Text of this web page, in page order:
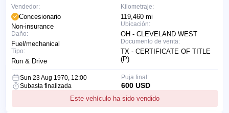
Kilometraje:
119,460 mi
Ubicación:
OH - CLEVELAND WEST
Documento de venta:
TX - CERTIFICATE OF TITLE
(P)
Vendedor:
Concesionario
Non-insurance
Daño:
Fuel/mechanical
Tipo:
Run & Drive
Sun 23 Aug 1970, 12:00
Subasta finalizada
Este vehículo ha sido vendido
Puja final:
600 USD